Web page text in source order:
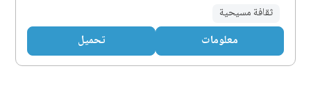
ثقافة مسيحية
معلومات تحميل